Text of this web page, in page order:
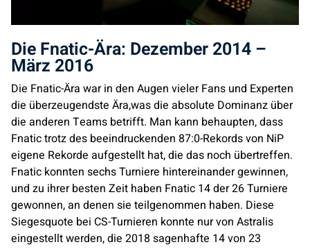
DieFnatic-Ära: Dezember 2014 –
März 2016
Die Fnatic-Ära war in den Augen vieler Fans und Experten
die überzeugendste Ära,was die absolute Dominanz über
die anderen Teams betrifft. Man kann behaupten, dass
Fnatictrotz des beeindruckenden 87:0-Rekords von NiP
eigene Rekorde aufgestellt hat, die das noch übertreffen.
Fnatic konnten sechs Turniere hintereinander gewinnen,
und zu ihrer besten Zeit haben Fnatic 14 der 26 Turniere
gewonnen, an denen sie teilgenommen haben. Diese
Siegesquote bei CS-Turnieren konnte nur von Astralis
eingestellt werden, die 2018 sagenhafte 14 von 23